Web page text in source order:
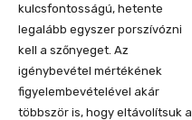
kulcsfontosságú, hetente
legalább egyszer porszívózni
kell a szőnyeget. Az
igénybevétel mértékének
figyelembevételével akár
többször is, hogy eltávolítsuk a